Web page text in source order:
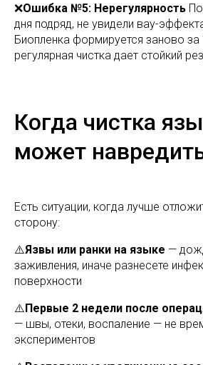
❌Ошибка №5: Нерегулярность
дня подряд, не увидели вау-
Биопленка формируется заново
регулярная чистка дает стойкий
Когда чистка
может
Есть ситуации, когда лучше
сторону:
⚠️Язвы или ранки на языке —
заживления, иначе разнесете
поверхности
⚠️Первые 2 недели после
— швы, отеки, воспаление — не
экспериментов